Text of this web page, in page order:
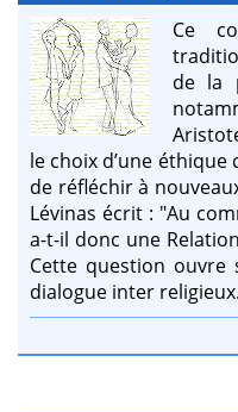
Ce
de la
le choix d’une
de réfléchir à
Lévinas écrit : "Au
a-t-il donc une
Cette question
dialogue inter religieux.